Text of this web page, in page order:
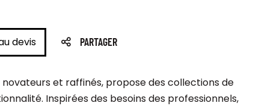
devis PARTAGER
et raffinés, propose des collections de
Inspirées des besoins des professionnels,